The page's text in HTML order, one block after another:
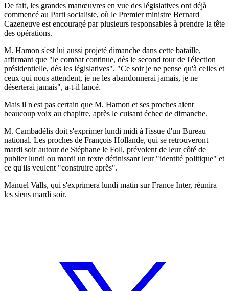
De fait, les grandes manœuvres en vue des législatives ont déjà
commencé au Parti socialiste, où le Premier ministre Bernard
Cazeneuve est encouragé par plusieurs responsables à prendre la tête
des opérations.
M. Hamon s'est lui aussi projeté dimanche dans cette bataille,
affirmant que "le combat continue, dès le second tour de l'élection
présidentielle, dès les législatives". "Ce soir je ne pense qu'à celles et
ceux qui nous attendent, je ne les abandonnerai jamais, je ne
déserterai jamais", a-t-il lancé.
Mais il n'est pas certain que M. Hamon et ses proches aient
beaucoup voix au chapitre, après le cuisant échec de dimanche.
M. Cambadélis doit s'exprimer lundi midi à l'issue d'un Bureau
national. Les proches de François Hollande, qui se retrouveront
mardi soir autour de Stéphane le Foll, prévoient de leur côté de
publier lundi ou mardi un texte définissant leur "identité politique" et
ce qu'ils veulent "construire après".
Manuel Valls, qui s'exprimera lundi matin sur France Inter, réunira
les siens mardi soir.